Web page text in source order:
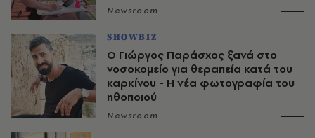
Newsroom
SHOWBIZ
O Γιώργος Παράσχος ξανά στο
νοσοκομείο για θεραπεία κατά του
καρκίνου - Η νέα φωτογραφία του
ηθοποιού
Newsroom